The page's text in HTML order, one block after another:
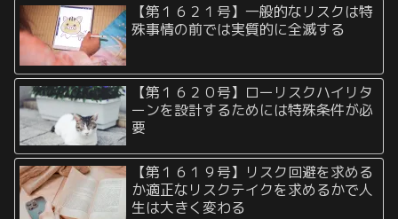
【第１６２１号】一般的なリスクは特
殊事情の前では実質的に全滅する
【第１６２０号】ローリスクハイリタ
ーンを設計するためには特殊条件が必
要
【第１６１９号】リスク回避を求める
か適正なリスクテイクを求めるかで人
生は大きく変わる